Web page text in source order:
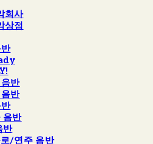
회사
상점
반
반
음반
반
/연주 음반